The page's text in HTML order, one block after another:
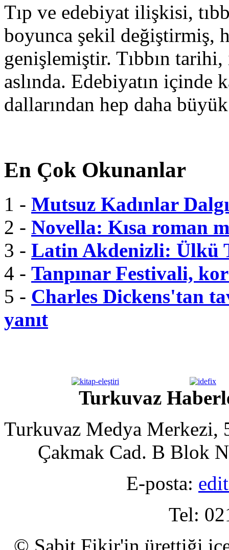
Tıp ve edebiyat ilişkisi,
boyunca şekil değiştirmiş,
genişlemiştir. Tıbbın
aslında. Edebiyatın içinde
dallarından hep daha
En Çok Okunanlar
1 - Mutsuz Kadınlar
2 - Novella: Kısa roman
3 - Latin Akdenizli: Ülkü
4 - Tanpınar Festivali,
5 - Charles Dickens'tan
yanıt
Turkuvaz
Turkuvaz Medya Merkezi,
Çakmak Cad. B Blok
E-posta:
Tel:
© Sabit Fikir'in ürettiği